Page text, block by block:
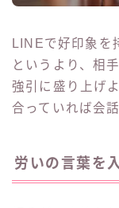
LINEで好印象を
というより、相
強引に盛り上げ
合っていれば会
労いの言葉を